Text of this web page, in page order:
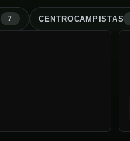
7 CENTROCAMPISTAS